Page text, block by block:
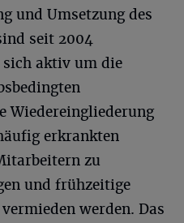
und Umsetzung des
seit 2004
aktiv um die
Wiedereingliederung
erkrankten
zu
und frühzeitige
werden. Das